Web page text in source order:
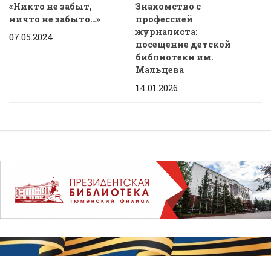
«Никто не забыт,
ничто не забыто…»
07.05.2024
Знакомство с
профессией
журналиста:
посещение детской
библиотеки им.
Мальцева
14.01.2026